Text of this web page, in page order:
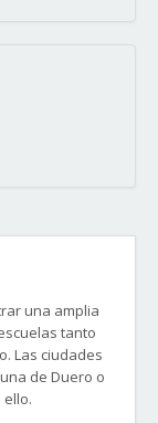
una amplia
tanto
Las ciudades
de Duero o